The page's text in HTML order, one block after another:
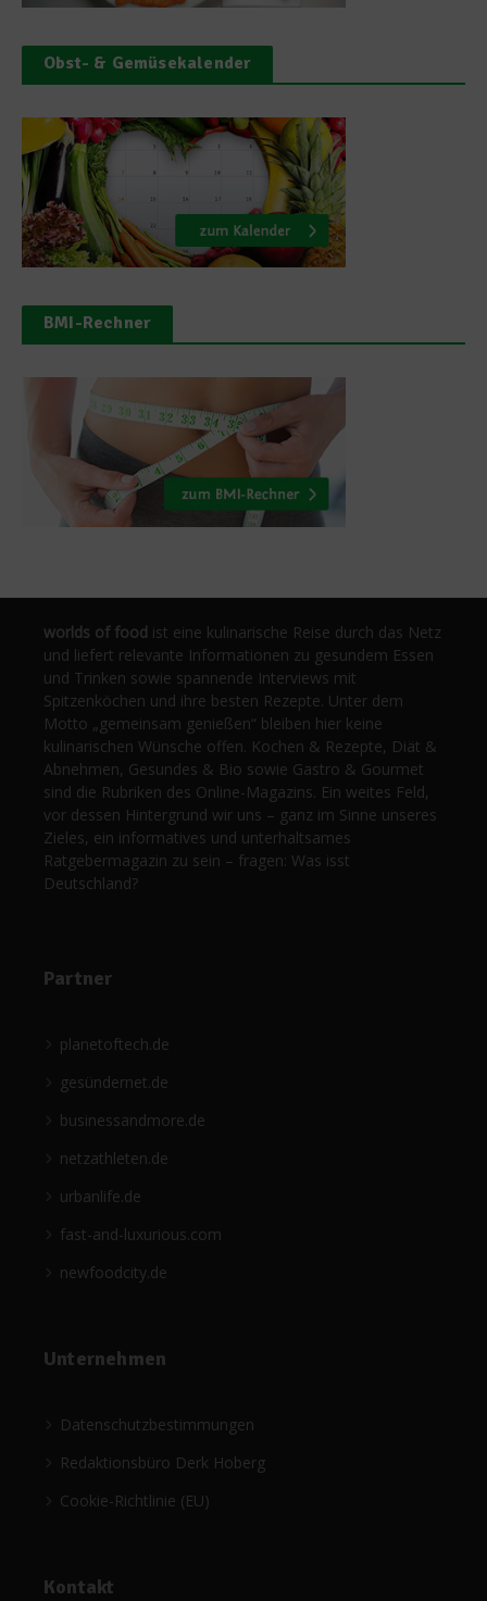
Obst- & Gemüsekalender
BMI-Rechner
worlds of food ist eine kulinarische Reise durch das Netz
und liefert relevante Informationen zu gesundem Essen
und Trinken sowie spannende Interviews mit
Spitzenköchen und ihre besten Rezepte. Unter dem
Motto „gemeinsam genießen“ bleiben hier keine
kulinarischen Wünsche offen. Kochen & Rezepte, Diät &
Abnehmen, Gesundes & Bio sowie Gastro & Gourmet
sind die Rubriken des Online-Magazins. Ein weites Feld,
vor dessen Hintergrund wir uns – ganz im Sinne unseres
Zieles, ein informatives und unterhaltsames
Ratgebermagazin zu sein – fragen: Was isst
Deutschland?
Partner
planetoftech.de
gesündernet.de
businessandmore.de
netzathleten.de
urbanlife.de
fast-and-luxurious.com
newfoodcity.de
Unternehmen
Datenschutzbestimmungen
Redaktionsbüro Derk Hoberg
Cookie-Richtlinie (EU)
Kontakt